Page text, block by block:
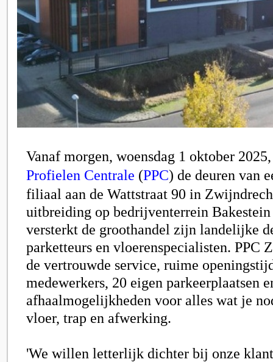
Vanaf morgen, woensdag 1 oktober
Profielen Centrale (PPC) de deuren van
filiaal aan de Wattstraat 90 in
uitbreiding op bedrijventerrein Bakestein
versterkt de groothandel zijn landelijke
parketteurs en vloerenspecialisten. PPC
de vertrouwde service, ruime
medewerkers, 20 eigen parkeerplaatsen
afhaalmogelijkheden voor alles wat je
vloer, trap en afwerking.
'We willen letterlijk dichter bij onze